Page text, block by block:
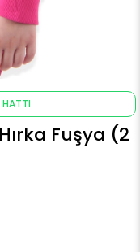
HATTI
Fuşya (2